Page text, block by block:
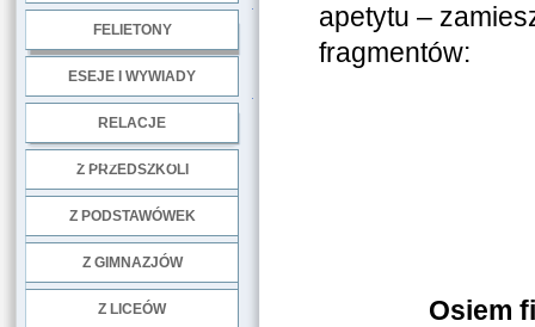
FELIETONY
ESEJE I WYWIADY
RELACJE
Z PRZEDSZKOLI
Z PODSTAWÓWEK
Z GIMNAZJÓW
Z LICEÓW
apetytu –
fragmentów:
Osiem